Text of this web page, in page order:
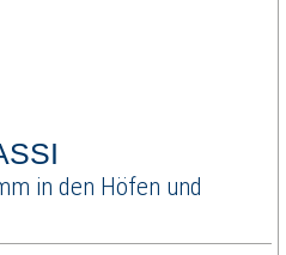
in den Höfen und